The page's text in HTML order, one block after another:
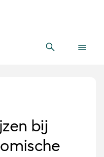
bij